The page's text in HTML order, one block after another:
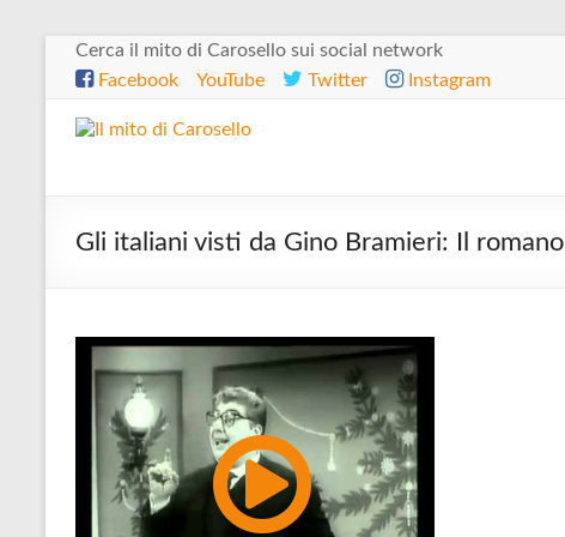
SaltaCerca il mito di Carosello sui social network
Facebook
YouTube Twitter Instagram
Il
di
Gli italiani visti da Gino Bramieri: Il romano